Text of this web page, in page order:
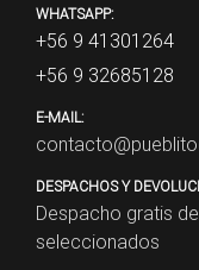
WHATSAPP:
+56 9 41301264
+56 9 32685128
E-MAIL:
DESPACHOS Y
Despacho gratis
seleccionados